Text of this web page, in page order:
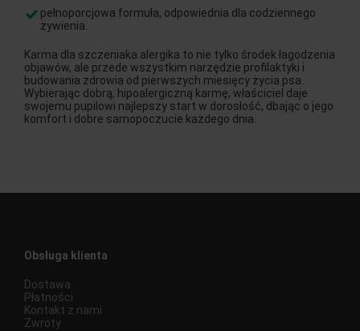
pełnoporcjowa formuła, odpowiednia dla codziennego
żywienia.
Karma dla szczeniaka alergika to nie tylko środek łagodzenia
objawów, ale przede wszystkim narzędzie profilaktyki i
budowania zdrowia od pierwszych miesięcy życia psa.
Wybierając dobrą, hipoalergiczną karmę, właściciel daje
swojemu pupilowi najlepszy start w dorosłość, dbając o jego
komfort i dobre samopoczucie każdego dnia.
Obsługa klienta
Dostawa
Płatności
Kontakt z nami
Zwroty